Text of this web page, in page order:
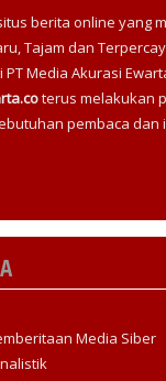
berita online yang
Tajam dan
Media Akurasi
terus melakukan
pembaca dan
Media Siber